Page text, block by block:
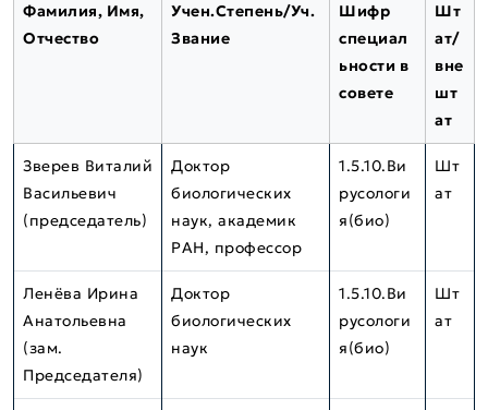
Фамилия, Имя,
Отчество
Учен.Степень/Уч.
Звание
Шифр
специал
ьности в
совете
Шт
ат/
вне
шт
ат
Зверев Виталий
Васильевич
(председатель)
Доктор
биологических
наук, академик
РАН, профессор
1.5.10.Ви
русологи
я(био)
Шт
ат
Ленёва Ирина
Анатольевна
(зам.
Председателя)
Доктор
биологических
наук
1.5.10.Ви
русологи
я(био)
Шт
ат